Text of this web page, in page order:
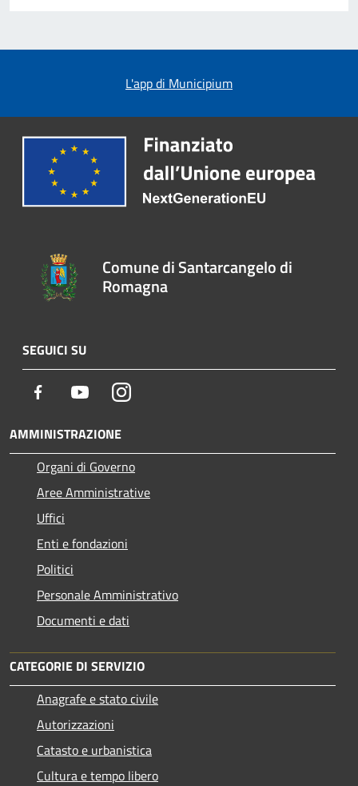
L'app di Municipium
Comune di Santarcangelo di
Romagna
SEGUICI SU
Facebook YoutubeInstagram
AMMINISTRAZIONE
Organi di Governo
Aree Amministrative
Uffici
Enti e fondazioni
Politici
Personale Amministrativo
Documenti e dati
CATEGORIE DI SERVIZIO
Anagrafe e stato civile
Autorizzazioni
Catasto e urbanistica
Cultura e tempo libero